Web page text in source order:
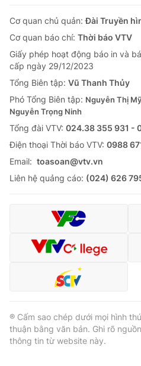
Cơ quan chủ quản:Đài Truyền
Cơ quan báo chí: Thời báo VTV
Giấy phép hoạt động báo in và
cấp ngày 29/12/2023
Tổng Biên tập: Vũ Thanh Thủy
Phó Tổng Biên tập: Nguyễn Thị
Nguyễn Trọng Ninh
Tổng đài VTV: 024.38 355 931 -
Ðiện thoại Thời báo VTV: 0988
Email: toasoan@vtv.vn
Liên hệ quảng cáo: (024) 626
® Cấm sao chép dưới mọi hình
thuận bằng văn bản. Ghi rõ
thông tin từ website này.